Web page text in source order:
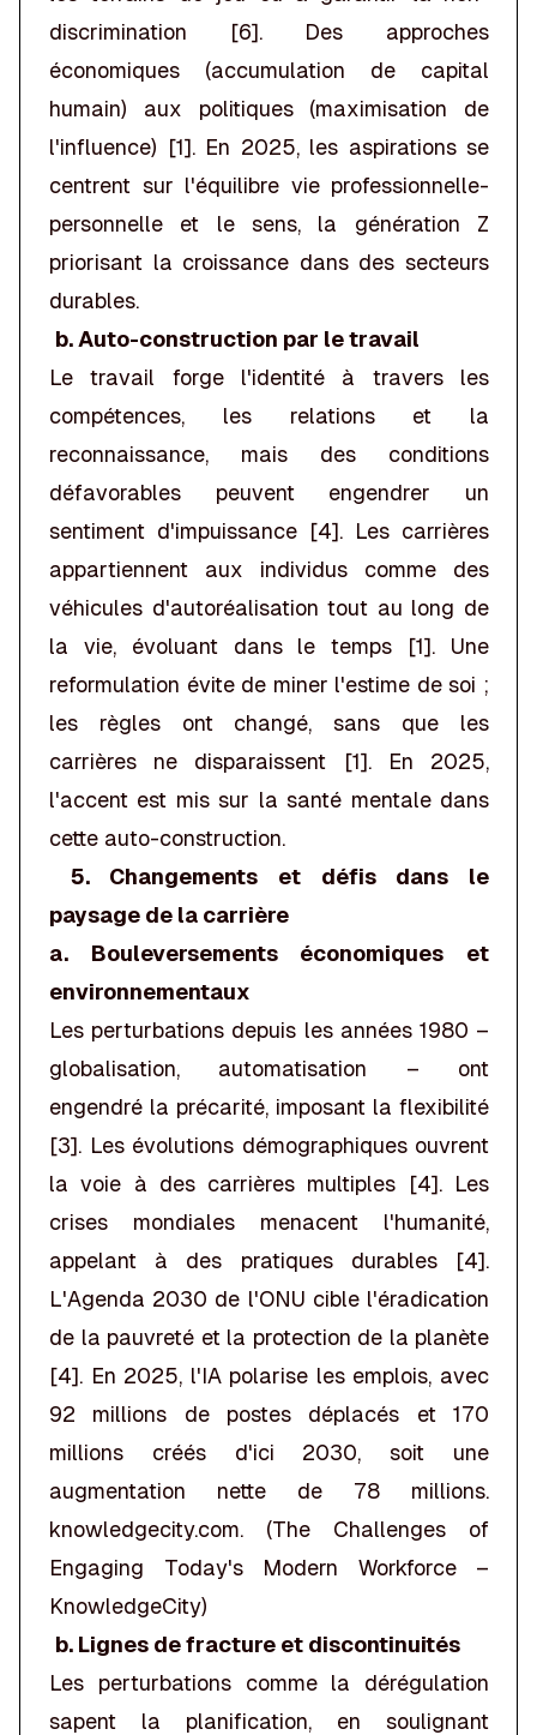
discrimination [6]. Des approches
économiques (accumulation de capital
humain) aux politiques (maximisation de
l'influence) [1]. En 2025, les aspirations se
centrent sur l'équilibre vie professionnelle-
personnelle et le sens, la génération Z
priorisant la croissance dans des secteurs
durables.
b. Auto-construction par le travail
Le travail forge l'identité à travers les
compétences, les relations et la
reconnaissance, mais des conditions
défavorables peuvent engendrer un
sentiment d'impuissance [4]. Les carrières
appartiennent aux individus comme des
véhicules d'autoréalisation tout au long de
la vie, évoluant dans le temps [1]. Une
reformulation évite de miner l'estime de soi ;
les règles ont changé, sans que les
carrières ne disparaissent [1]. En 2025,
l'accent est mis sur la santé mentale dans
cette auto-construction.
5. Changements et défis dans le
paysage de la carrière
a. Bouleversements économiques et
environnementaux
Les perturbations depuis les années 1980 –
globalisation, automatisation – ont
engendré la précarité, imposant la flexibilité
[3]. Les évolutions démographiques ouvrent
la voie à des carrières multiples [4]. Les
crises mondiales menacent l'humanité,
appelant à des pratiques durables [4].
L'Agenda 2030 de l'ONU cible l'éradication
de la pauvreté et la protection de la planète
[4]. En 2025, l'IA polarise les emplois, avec
92 millions de postes déplacés et 170
millions créés d'ici 2030, soit une
augmentation nette de 78 millions.
knowledgecity.com. (The Challenges of
Engaging Today's Modern Workforce –
KnowledgeCity)
b. Lignes de fracture et discontinuités
Les perturbations comme la dérégulation
sapent la planification, en soulignant